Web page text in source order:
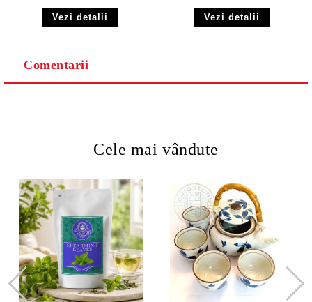
Vezi detalii Vezi detalii
Comentarii
Cele mai vândute